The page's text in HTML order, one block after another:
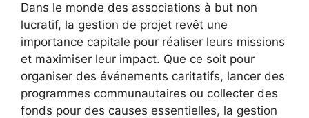
Dans le monde des associations à but non
lucratif, la gestion de projet revêt une
importance capitale pour réaliser leurs missions
et maximiser leur impact. Que ce soit pour
organiser des événements caritatifs, lancer des
programmes communautaires ou collecter des
fonds pour des causes essentielles, la gestion